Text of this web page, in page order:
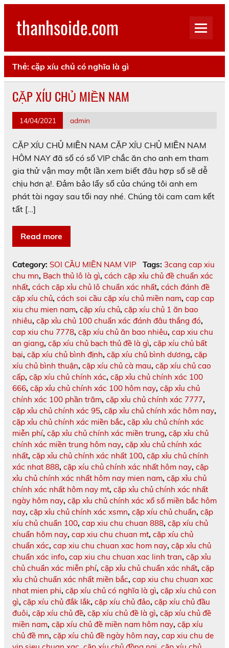
Skip
contentthanhsoide.com
Thẻ: cặp xíu chủ có nghĩa là gì
CẶP XÍU CHỦ MIỀN NAM
14/04/2021 admin
CẶP XÍU CHỦ MIỀN NAM CẶP XÍU CHỦ MIỀN NAM
HÔM NAY đã số có số VIP chắc ăn cho anh em tham
gia thử vận may một lần xem biết đâu hợp số sẽ dễ
chịu hơn ạ!. Đảm bảo lấy số của chúng tôi anh em
phát tài ngay sau tối nay nhé. Chúng tôi cam cam kết
tất […]
Read more
Category: SOI CẦU MIỀN NAM VIP Tags: 3cang cap xiu
chu mn, Bạch thủ lô là gì, cách cặp xỉu chủ đề chuẩn xác
nhất, cách cặp xỉu chủ lô chuẩn xác nhất, cách đánh đề
cặp xíu chủ, cách soi cầu cặp xíu chủ miền nam, cap cap
xiu chu mien nam, cặp xíu chủ, cặp xíu chủ 1 ăn bao
nhiêu, cặp xỉu chủ 100 chuẩn xác đánh đâu thắng đó,
cap xiu chu 7778, cặp xíu chủ ăn bao nhiêu, cap xiu chu
an giang, cặp xíu chủ bạch thủ đề là gì, cặp xíu chủ bất
bại, cặp xíu chủ bình định, cặp xíu chủ bình dương, cặp
xíu chủ bình thuận, cặp xíu chủ cà mau, cặp xíu chủ cao
cấp, cặp xíu chủ chính xác, cặp xỉu chủ chính xác 100
666, cặp xỉu chủ chính xác 100 hôm nay, cặp xỉu chủ
chính xác 100 phần trăm, cặp xỉu chủ chính xác 7777,
cặp xỉu chủ chính xác 95, cặp xỉu chủ chính xác hôm nay,
cặp xỉu chủ chính xác miền bắc, cặp xỉu chủ chính xác
miễn phí, cặp xỉu chủ chính xác miền trung, cặp xỉu chủ
chính xác miền trung hôm nay, cặp xỉu chủ chính xác
nhất, cặp xỉu chủ chính xác nhất 100, cặp xỉu chủ chính
xác nhat 888, cặp xíu chủ chính xác nhất hôm nay, cặp
xỉu chủ chính xác nhất hôm nay mien nam, cặp xỉu chủ
chính xác nhất hôm nay mt, cặp xỉu chủ chính xác nhất
ngày hôm nay, cặp xỉu chủ chính xác xổ số miền bắc hôm
nay, cặp xỉu chủ chính xác xsmn, cặp xíu chủ chuẩn, cặp
xíu chủ chuẩn 100, cap xiu chu chuan 888, cặp xíu chủ
chuẩn hôm nay, cap xiu chu chuan mt, cặp xíu chủ
chuẩn xác, cap xiu chu chuan xac hom nay, cặp xỉu chủ
chuẩn xác info, cap xiu chu chuan xac linh tran, cặp xỉu
chủ chuẩn xác miễn phí, cặp xỉu chủ chuẩn xác nhất, cặp
xỉu chủ chuẩn xác nhất miền bắc, cap xiu chu chuan xac
nhat mien phi, cặp xíu chủ có nghĩa là gì, cặp xíu chủ con
gì, cặp xíu chủ đắk lắk, cặp xíu chủ đảo, cặp xíu chủ đầu
đuôi, cặp xíu chủ đề, cặp xíu chủ đề là gì, cặp xíu chủ đề
miền nam, cặp xíu chủ đề miền nam hôm nay, cặp xíu
chủ đề mn, cặp xíu chủ đề ngày hôm nay, cap xiu chu de